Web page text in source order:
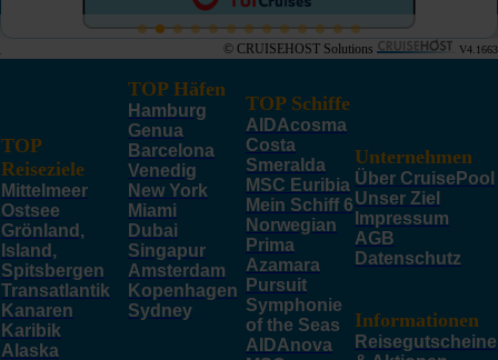
© CRUISEHOST Solutions V4.1663
TOP
Reiseziele
Mittelmeer
Ostsee
Grönland,
Island,
Spitsbergen
Transatlantik
Kanaren
Karibik
Alaska
TOP Häfen
Hamburg
Genua
Barcelona
Venedig
New York
Miami
Dubai
Singapur
Amsterdam
Kopenhagen
Sydney
TOP Schiffe
AIDAcosma
Costa
Smeralda
MSC Euribia
Mein Schiff 6
Norwegian
Prima
Azamara
Pursuit
Symphonie
of the Seas
AIDAnova
Unternehmen
Über CruisePool
Unser Ziel
Impressum
AGB
Datenschutz
Informationen
Reisegutscheine